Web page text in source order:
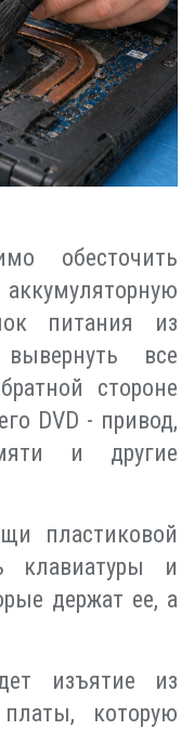
обесточить
питания из
все
стороне
DVD - привод,
и другие
пластиковой
клавиатуры и
держат ее, а
изъятие из
платы, которую